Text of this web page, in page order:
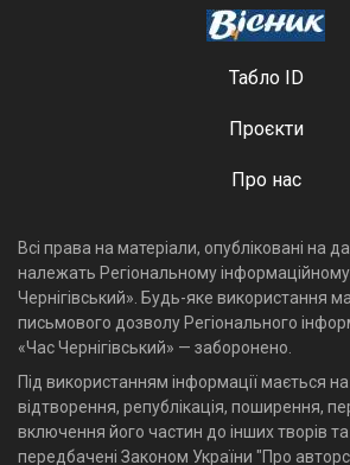
Табло ID
Проєкти
Про нас
Всі права на матеріали, опубліковані на
належать Регіональному інформаційному
Чернігівський». Будь-яке використання
письмового дозволу Регіонального
«Час Чернігівський» — заборонено.
Під використанням інформації мається
відтворення, републікація, поширення,
включення його частин до інших творів та
передбачені Законом України "Про